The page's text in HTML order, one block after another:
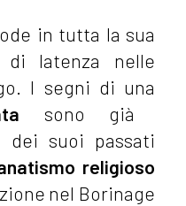
in tutta la sua
di latenza nelle
I segni di una
sono già
suoi passati
religioso
nel Borinage